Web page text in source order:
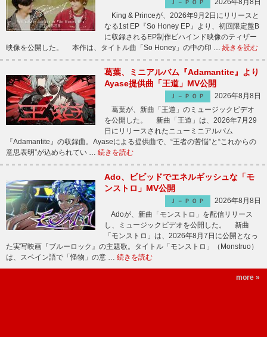
Ｊ－ＰＯＰ
2026年8月8日
King & Princeが、2026年9月2日にリリースと
なる1st EP『So Honey EP』より、初回限定盤B
に収録されるEP制作ビハインド映像のティザー
映像を公開した。 本作は、タイトル曲「So Honey」の中の印 … 続きを読む
葛葉、ミニアルバム『Adamantite』より
Ayase提供曲「王道」MV公開
Ｊ－ＰＯＰ
2026年8月8日
葛葉が、新曲「王道」のミュージックビデオ
を公開した。 新曲「王道」は、2026年7月29
日にリリースされたニューミニアルバム
『Adamantite』の収録曲。Ayaseによる提供曲で、“王者の苦悩”と“これからの
意思表明”が込められてい … 続きを読む
Ado、ビビッドでエネルギッシュな「モ
ンストロ」MV公開
Ｊ－ＰＯＰ
2026年8月8日
Adoが、新曲「モンストロ」を配信リリース
し、ミュージックビデオを公開した。 新曲
「モンストロ」は、2026年8月7日に公開となっ
た実写映画『ブルーロック』の主題歌。タイトル「モンストロ」（Monstruo）
は、スペイン語で「怪物」の意 … 続きを読む
more »